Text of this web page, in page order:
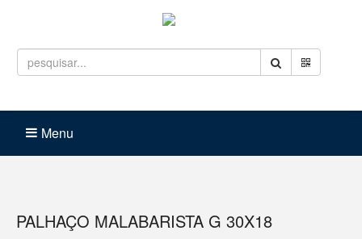
Menu
PALHAÇO MALABARISTA G 30X18